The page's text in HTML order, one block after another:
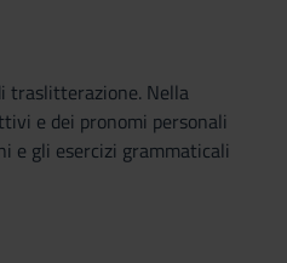
traslitterazione. Nella
e dei pronomi personali
e gli esercizi grammaticali